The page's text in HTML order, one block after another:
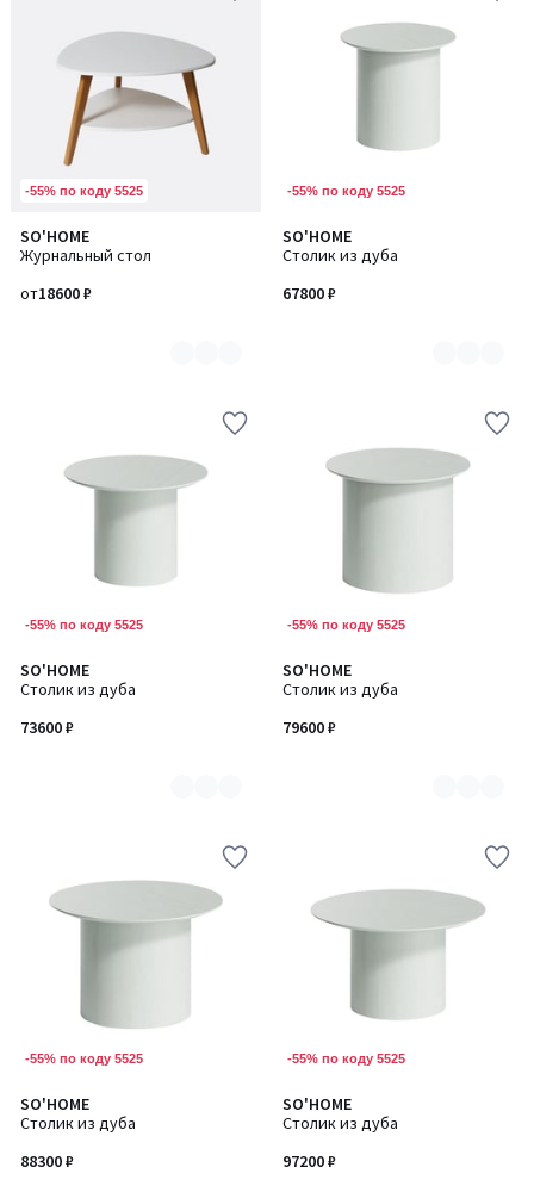
-55% по коду 5525
SO'HOME
Журнальный стол
от18600 ₽
Количество
цветов:
-55% по коду 5525
SO'HOME
Столик из дуба
67800 ₽
Количество
цветов:
7
-55% по коду 5525
SO'HOME
Столик из дуба
73600 ₽
Количество
цветов:
7
-55% по коду 5525
SO'HOME
Столик из дуба
79600 ₽
Количество
цветов:
7
-55% по коду 5525
SO'HOME
Столик из дуба
88300 ₽
Количество
цветов:
7
-55% по коду 5525
SO'HOME
Столик из дуба
97200 ₽
Количество
цветов:
7